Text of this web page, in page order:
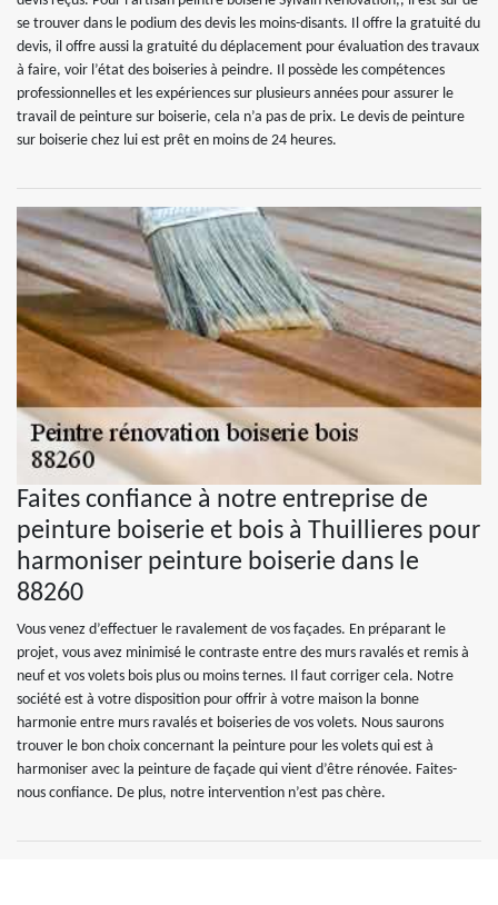
se trouver dans le podium des devis les moins-disants. Il offre la gratuité du
devis, il offre aussi la gratuité du déplacement pour évaluation des travaux
à faire, voir l’état des boiseries à peindre. Il possède les compétences
professionnelles et les expériences sur plusieurs années pour assurer le
travail de peinture sur boiserie, cela n’a pas de prix. Le devis de peinture
sur boiserie chez lui est prêt en moins de 24 heures.
Faites confiance à notre entreprise de
peinture boiserie et bois à Thuillieres pour
harmoniser peinture boiserie dans le
88260
Vous venez d’effectuer le ravalement de vos façades. En préparant le
projet, vous avez minimisé le contraste entre des murs ravalés et remis à
neuf et vos volets bois plus ou moins ternes. Il faut corriger cela. Notre
société est à votre disposition pour offrir à votre maison la bonne
harmonie entre murs ravalés et boiseries de vos volets. Nous saurons
trouver le bon choix concernant la peinture pour les volets qui est à
harmoniser avec la peinture de façade qui vient d’être rénovée. Faites-
nous confiance. De plus, notre intervention n’est pas chère.